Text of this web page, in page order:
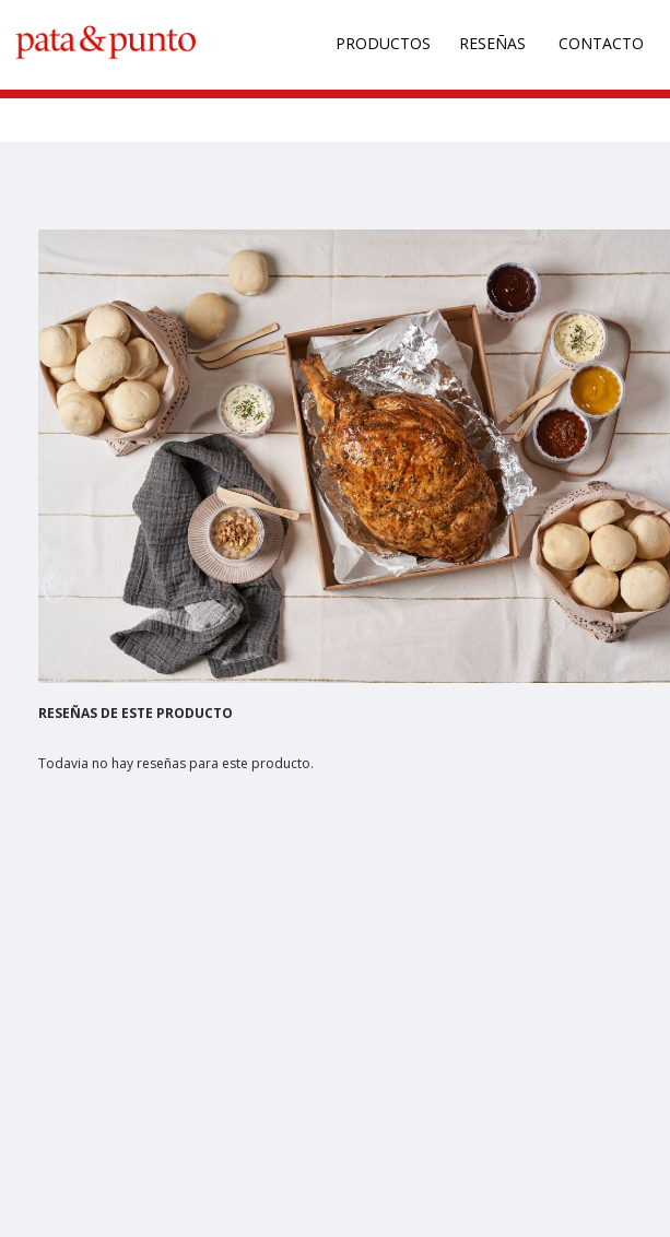
Warning: Undefined array key "back" in /home/fbianchi/public_html/PYP2025/producto.php
PRODUCTOS RESEÑAS CONTACTO
RESEÑAS DE ESTE PRODUCTO
Todavia no hay reseñas para este producto.